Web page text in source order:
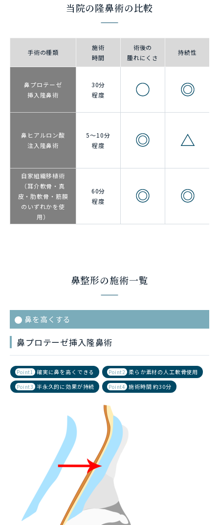
当院の隆鼻術の比較
手術の種類
施術
時間
術後の
腫れにくさ
持続性
鼻プロテーゼ
挿入 隆鼻術
30分
程度
鼻ヒアルロン酸
注入 隆鼻術
5～10分
程度
自家組織移植術
（耳介軟骨・真
皮・肋軟骨・筋膜
のいずれかを使
用）
60分
程度
鼻整形の施術一覧
鼻を高くする
鼻プロテーゼ挿入隆鼻術
Point1 確実に鼻を高くできる Point2 柔らか素材の人工軟骨使用
Point3 半永久的に効果が持続 Point4 施術時間 約30分